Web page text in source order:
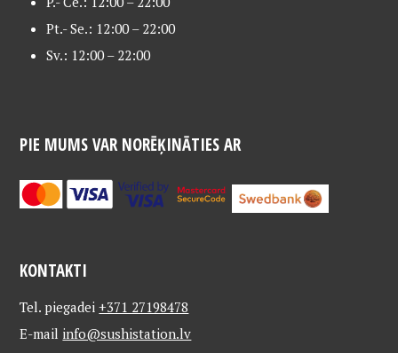
Pt.- Se.: 12:00 – 22:00
Sv.: 12:00 – 22:00
PIE MUMS VAR NORĒĶINĀTIES AR
KONTAKTI
Tel. piegadei+371 27198478
E-mail info@sushistation.lv